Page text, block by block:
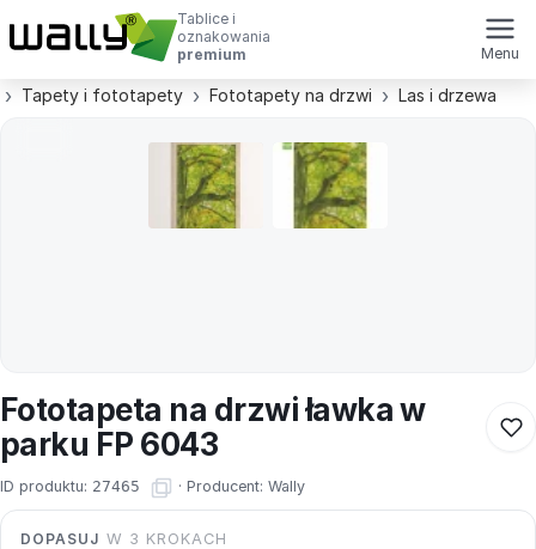
Tablice i
oznakowania
premium
Menu
Tapety i fototapety Fototapety na drzwi Las i drzewa
Fototapeta na drzwi ławka w
parku FP 6043
ID produktu: 27465 · Producent: Wally
DOPASUJ W 3 KROKACH